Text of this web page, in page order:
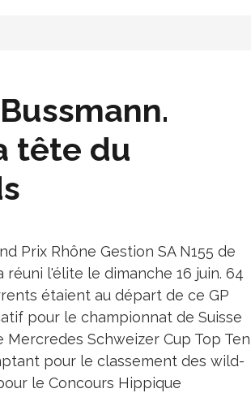
tête du
Prix Rhône Gestion SA N155 de
réuni l'élite le dimanche 16 juin. 64
étaient au départ de ce GP
pour le championnat de Suisse
Mercredes Schweizer Cup Top Ten
pour le classement des wild-
le Concours Hippique